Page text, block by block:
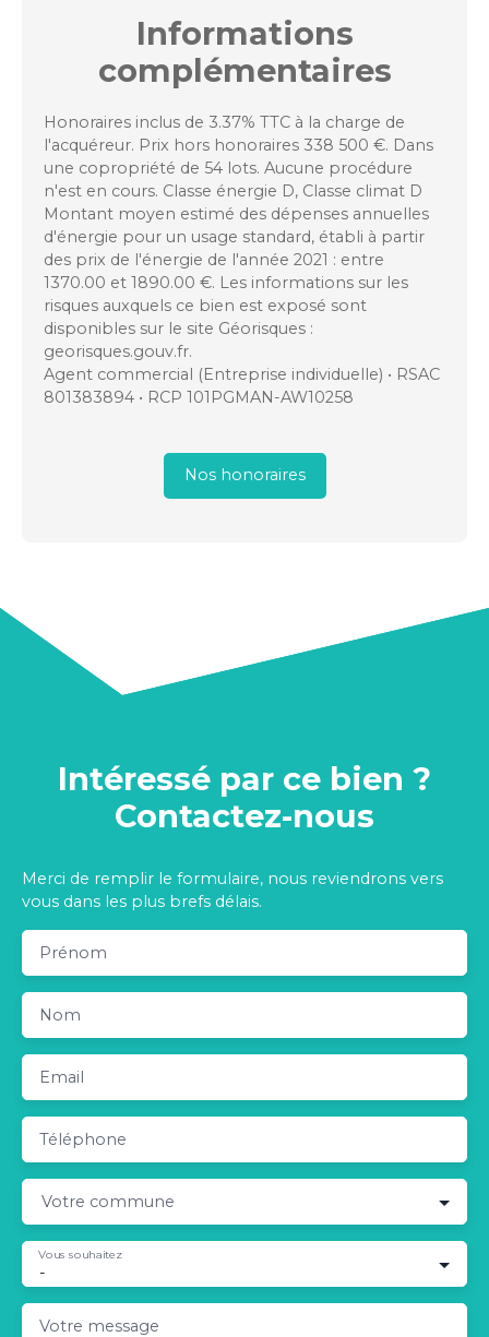
Informations
complémentaires
Honoraires inclus de 3.37% TTC à la charge de
l'acquéreur. Prix hors honoraires 338 500 €. Dans
une copropriété de 54 lots. Aucune procédure
n'est en cours. Classe énergie D, Classe climat D
Montant moyen estimé des dépenses annuelles
d'énergie pour un usage standard, établi à partir
des prix de l'énergie de l'année 2021 : entre
1370.00 et 1890.00 €. Les informations sur les
risques auxquels ce bien est exposé sont
disponibles sur le site Géorisques :
georisques.gouv.fr.
Agent commercial (Entreprise individuelle) • RSAC
801383894 • RCP 101PGMAN-AW10258
Nos honoraires
Intéressé par ce bien ?
Contactez-nous
Merci de remplir le formulaire, nous reviendrons vers
vous dans les plus brefs délais.
Prénom
Nom
Email
Téléphone
Votre commune
-
Vous souhaitez
Votre message